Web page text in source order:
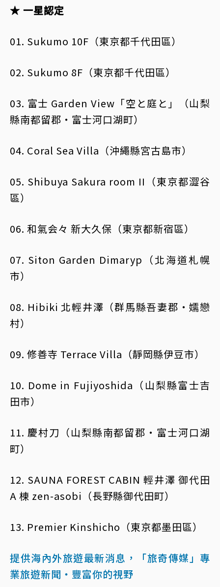
★ 一星認定
01. Sukumo 10F（東京都千代田區）
02. Sukumo 8F（東京都千代田區）
03. 富士 Garden View「空と庭と」（山梨
縣南都留郡・富士河口湖町）
04. Coral Sea Villa（沖繩縣宮古島市）
05. Shibuya Sakura room II（東京都澀谷
區）
06. 和氣会々 新大久保（東京都新宿區）
07. Siton Garden Dimaryp（北海道札幌
市）
08. Hibiki 北輕井澤（群馬縣吾妻郡・嬬戀
村）
09. 修善寺 Terrace Villa（靜岡縣伊豆市）
10. Dome in Fujiyoshida（山梨縣富士吉
田市）
11. 慶村刀（山梨縣南都留郡・富士河口湖
町）
12. SAUNA FOREST CABIN 輕井澤 御代田
A 棟 zen-asobi（長野縣御代田町）
13. Premier Kinshicho（東京都墨田區）
提供海內外旅遊最新消息，「旅奇傳媒」專
業旅遊新聞‧豐富你的視野